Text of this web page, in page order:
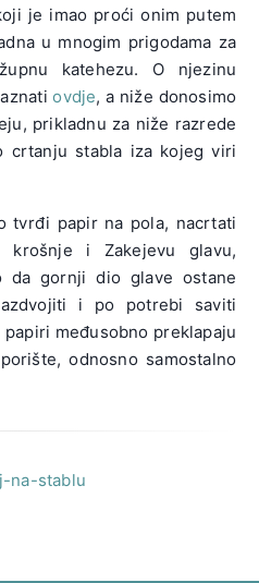
je imao proći onim putem
u mnogim prigodama za
katehezu. O njezinu
ovdje, a niže donosimo
prikladnu za niže razrede
crtanju stabla iza kojeg viri
tvrđi papir na pola, nacrtati
krošnje i Zakejevu glavu,
gornji dio glave ostane
i po potrebi saviti
papiri međusobno preklapaju
odnosno samostalno